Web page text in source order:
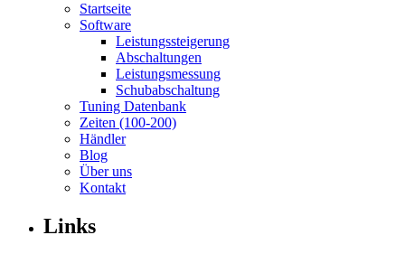
Startseite
Software
Leistungssteigerung
Abschaltungen
Leistungsmessung
Schubabschaltung
Tuning Datenbank
Zeiten (100-200)
Händler
Blog
Über uns
Kontakt
Links